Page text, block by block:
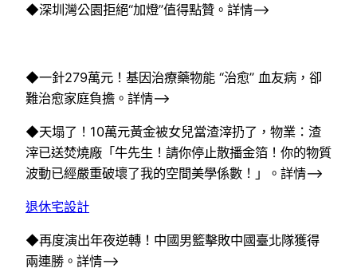
◆深圳灣公園拒絕“加燈”值得點贊。詳情–>
◆一針279萬元！基因治療藥物能 “治愈” 血友病，卻
難治愈家庭負擔。詳情–>
◆天塌了！10萬元黃金被女兒當渣滓扔了，物業：渣
滓已送焚燒廠「牛先生！請你停止散播金箔！你的物質
波動已經嚴重破壞了我的空間美學係數！」。詳情–>
退休宅設計
◆再度演出年夜逆轉！中國男籃擊敗中國臺北隊獲得
兩連勝。詳情–>